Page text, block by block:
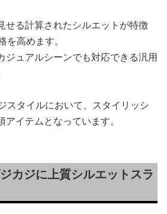
せる計算されたシルエットが特徴
高めます。
ジュアルシーンでも対応できる汎用
スタイルにおいて、スタイリッシ
イテムとなっています。
カジに上質シルエットスラ